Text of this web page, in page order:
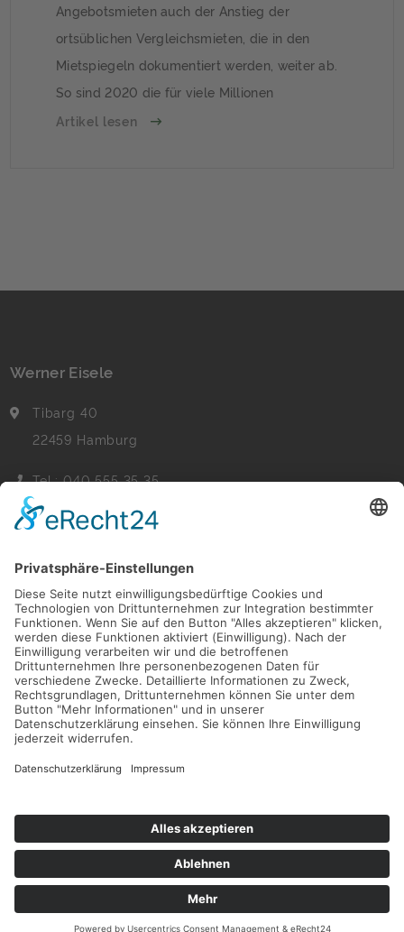
Angebotsmieten auch der Anstieg der
ortsüblichen Vergleichsmieten, die in den
Mietspiegeln dokumentiert werden, weiter ab.
So sind 2020 die für viele Millionen
Bestandsmietverhältnisse so wichtigen
Artikel lesen
Werner Eisele
Tibarg 40
22459 Hamburg
Tel.: 040 555 35 35
Fax: 040 555 22 44
Nachricht senden
Navigation
Immobilien Aktuelles
Für Eigentümer Kontakt
Referenzen Impressum
Verwaltung
Vertrag widerrufen